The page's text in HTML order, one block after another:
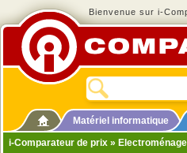
Bienvenue sur i-
Matériel informatique
i-Comparateur de prix »